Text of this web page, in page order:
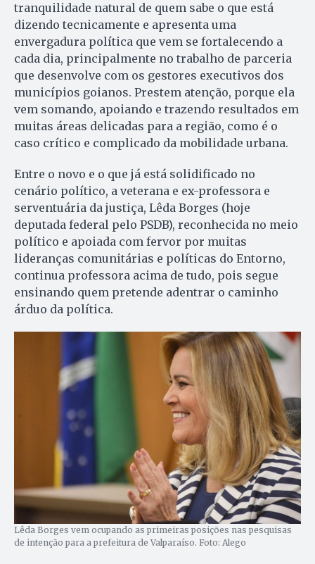
tranquilidade natural de quem sabe o que está
dizendo tecnicamente e apresenta uma
envergadura política que vem se fortalecendo a
cada dia, principalmente no trabalho de parceria
que desenvolve com os gestores executivos dos
municípios goianos. Prestem atenção, porque ela
vem somando, apoiando e trazendo resultados em
muitas áreas delicadas para a região, como é o
caso crítico e complicado da mobilidade urbana.
Entre o novo e o que já está solidificado no
cenário político, a veterana e ex-professora e
serventuária da justiça, Lêda Borges (hoje
deputada federal pelo PSDB), reconhecida no meio
político e apoiada com fervor por muitas
lideranças comunitárias e políticas do Entorno,
continua professora acima de tudo, pois segue
ensinando quem pretende adentrar o caminho
árduo da política.
Lêda Borges vem ocupando as primeiras posições nas pesquisas
de intenção para a prefeitura de Valparaíso. Foto: Alego